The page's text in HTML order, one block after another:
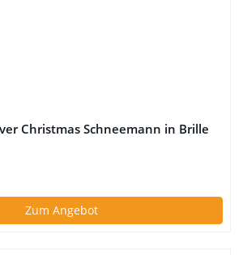
Christmas Schneemann in Brille
Zum Angebot